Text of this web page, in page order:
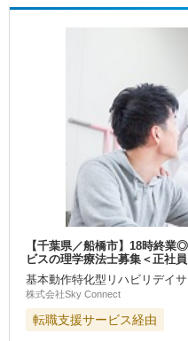
【千葉県／船橋市】18時終
ビスの理学療法士募集＜正社員
基本動作特化型リハビリデイ
株式会社Sky Connect
転職支援サービス経由